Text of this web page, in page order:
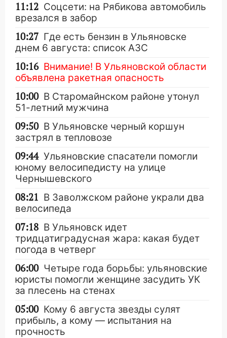
11:12 Соцсети: на Рябикова автомобиль
врезался в забор
10:27 Где есть бензин в Ульяновске
днем 6 августа: список АЗС
10:16 Внимание! В Ульяновской области
объявлена ракетная опасность
10:00 В Старомайнском районе утонул
51-летний мужчина
09:50 В Ульяновске черный коршун
застрял в тепловозе
09:44 Ульяновские спасатели помогли
юному велосипедисту на улице
Чернышевского
08:21 В Заволжском районе украли два
велосипеда
07:18 В Ульяновск идет
тридцатиградусная жара: какая будет
погода в четверг
06:00 Четыре года борьбы: ульяновские
юристы помогли женщине засудить УК
за плесень на стенах
05:00 Кому 6 августа звезды сулят
прибыль, а кому — испытания на
прочность